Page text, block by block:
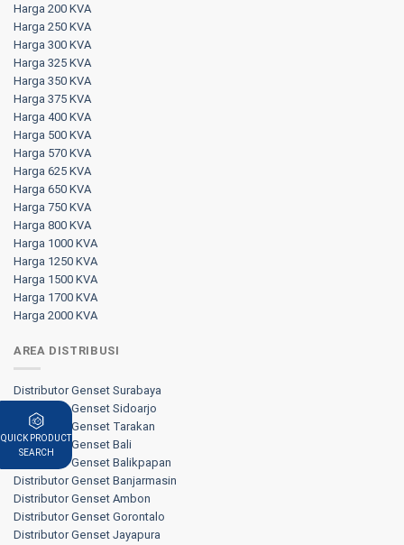
Harga 200 KVA
Harga 250 KVA
Harga 300 KVA
Harga 325 KVA
Harga 350 KVA
Harga 375 KVA
Harga 400 KVA
Harga 500 KVA
Harga 570 KVA
Harga 625 KVA
Harga 650 KVA
Harga 750 KVA
Harga 800 KVA
Harga 1000 KVA
Harga 1250 KVA
Harga 1500 KVA
Harga 1700 KVA
Harga 2000 KVA
AREA DISTRIBUSI
Distributor Genset Surabaya
Distributor Genset Sidoarjo
Distributor Genset Tarakan
Distributor Genset Bali
Distributor Genset Balikpapan
Distributor Genset Banjarmasin
Distributor Genset Ambon
Distributor Genset Gorontalo
Distributor Genset Jayapura
QUICK PRODUCT
SEARCH